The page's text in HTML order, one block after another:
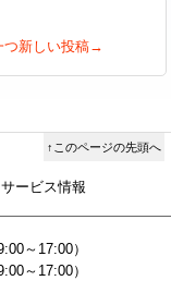
つ新しい投稿→
↑このページの先頭へ
ービス情報
～17:00）
～17:00）